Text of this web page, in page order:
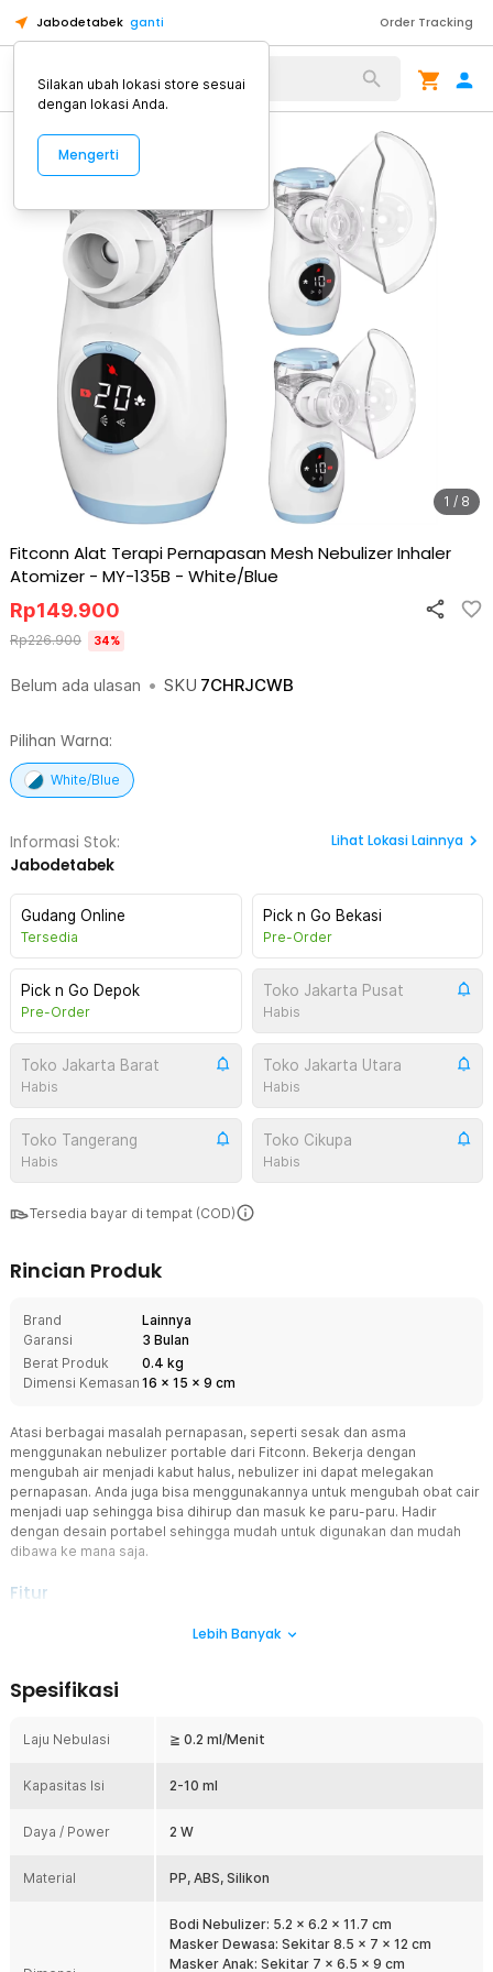
Jabodetabek ganti Order Tracking
Alat Kopi
1 / 8
Fitconn Alat Terapi Pernapasan Mesh Nebulizer Inhaler
Atomizer - MY-135B - White/Blue
Belum ada ulasan • SKU 7CHRJCWB
Rp149.900
Rp226.900 34%
Pilihan Warna:
White/Blue
Informasi Stok:
Jabodetabek
Lihat Lokasi Lainnya
Gudang Online
Tersedia
Pick n Go Bekasi
Pre-Order
Pick n Go Depok
Pre-Order
Toko Jakarta Pusat
Habis
Toko Jakarta Barat
Habis
Toko Jakarta Utara
Habis
Toko Tangerang
Habis
Toko Cikupa
Habis
Tersedia bayar di tempat (COD)
Rincian Produk
Brand
Lainnya
Garansi
3 Bulan
Berat Produk
0.4 kg
Dimensi Kemasan 16 x 15 x 9 cm
Atasi berbagai masalah pernapasan, seperti sesak dan asma
menggunakan nebulizer portable dari Fitconn. Bekerja dengan
mengubah air menjadi kabut halus, nebulizer ini dapat melegakan
pernapasan. Anda juga bisa menggunakannya untuk mengubah obat cair
menjadi uap sehingga bisa dihirup dan masuk ke paru-paru. Hadir
dengan desain portabel sehingga mudah untuk digunakan dan mudah
dibawa ke mana saja.
Fitur
Teknologi Mesh Uap Halus ≤5 µm
terserap dengan optimal dan meredakan berbagai masalah
Siap Siaga Setiap Saat
siaga mengatasi masalah pernapasan Anda kapan saja dan di mana
atau bepergian.
Tak ada alat kesehatan yang berisik dan mengganggu. Nebulizer
sehingga aman digunakan di malam tanpa mengganggu waktu
istirahat. Fitur ini juga membuat anak kecil tidak takut untuk
Lebih Banyak
Spesifikasi
Laju Nebulasi ≧ 0.2 ml/Menit
Kapasitas Isi 2-10 ml
Daya / Power 2 W
Material PP, ABS, Silikon
Bodi Nebulizer: 5.2 x 6.2 x 11.7 cm
Masker Dewasa: Sekitar 8.5 x 7 x 12 cm
Masker Anak: Sekitar 7 x 6.5 x 9 cm
Silakan ubah lokasi store sesuai
dengan lokasi Anda.
Mengerti